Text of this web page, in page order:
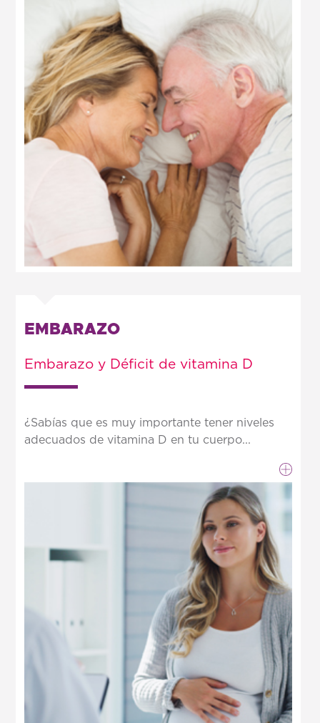
EMBARAZO
Embarazo y Déficit de vitamina D
¿Sabías que es muy importante tener niveles
adecuados de vitamina D en tu cuerpo...